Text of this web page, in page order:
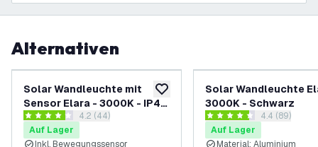
Alternativen
zur Wunschliste hinzufügen
Solar Wandleuchte mit
Sensor Elara - 3000K - IP44
- EdelstahlBewertungsbereich öffnen
4.2 Bewertungssterne
4.2 (44)
Auf Lager
Inkl. Bewegungssensor
Solar Wandleuchte
3000K - Schwarz
4.4 Bewertungssterne
4.4 (89)
Auf Lager
Material: Aluminium